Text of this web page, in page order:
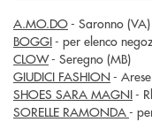
A.MO.DO- Saronno (VA)
BOGGI- per elenco
CLOW- Seregno (MB)
GIUDICI FASHION-
SHOES SARA MAGNI-
SORELLE RAMONDA-